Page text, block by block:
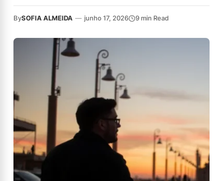
BySOFIA ALMEIDA — junho 17, 2026 9 min Read